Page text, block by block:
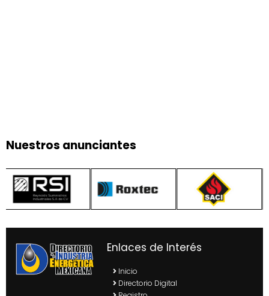
Nuestros anunciantes
Enlaces de Interés
Inicio
Directorio Digital